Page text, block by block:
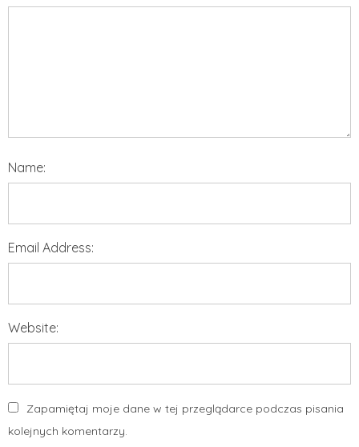
Name:
Email Address:
Website:
Zapamiętaj moje dane w tej przeglądarce podczas pisania
kolejnych komentarzy.